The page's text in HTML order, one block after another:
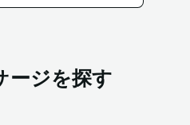
ージを探す